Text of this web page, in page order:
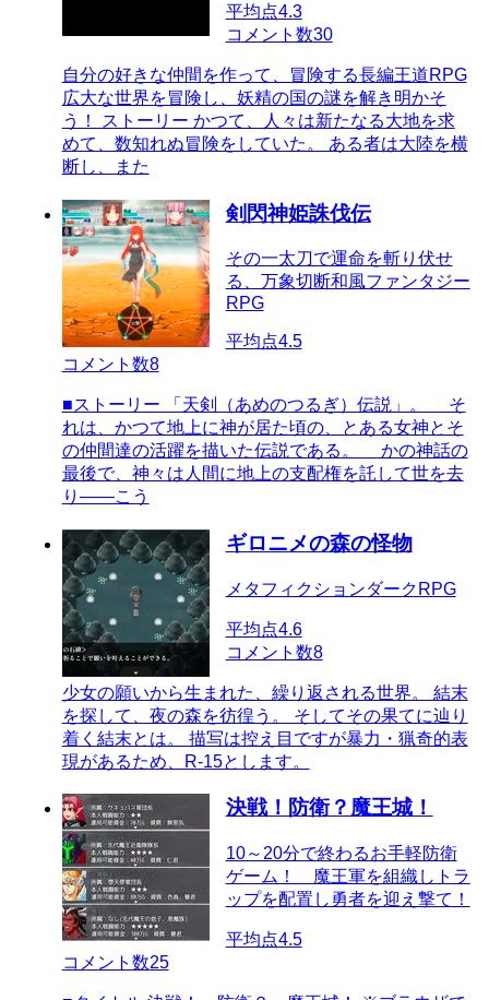
平均点4.3
コメント数30
自分の好きな仲間を作って、冒険する長編王道RPG
広大な世界を冒険し、妖精の国の謎を解き明かそ
う！ ストーリー かつて、人々は新たなる大地を求
めて、数知れぬ冒険をしていた。 ある者は大陸を横
断し、また
剣閃神姫誅伐伝
その一太刀で運命を斬り伏せ
る、万象切断和風ファンタジー
RPG
平均点4.5
コメント数8
■ストーリー 「天剣（あめのつるぎ）伝説」。 そ
れは、かつて地上に神が居た頃の、とある女神とそ
の仲間達の活躍を描いた伝説である。 かの神話の
最後で、神々は人間に地上の支配権を託して世を去
り――こう
ギロニメの森の怪物
メタフィクションダークRPG
平均点4.6
コメント数8
少女の願いから生まれた、繰り返される世界。 結末
を探して、夜の森を彷徨う。 そしてその果てに辿り
着く結末とは。 描写は控え目ですが暴力・猟奇的表
現があるため、R-15とします。
決戦！防衛？魔王城！
10～20分で終わるお手軽防衛
ゲーム！ 魔王軍を組織しトラ
ップを配置し勇者を迎え撃て！
平均点4.5
コメント数25